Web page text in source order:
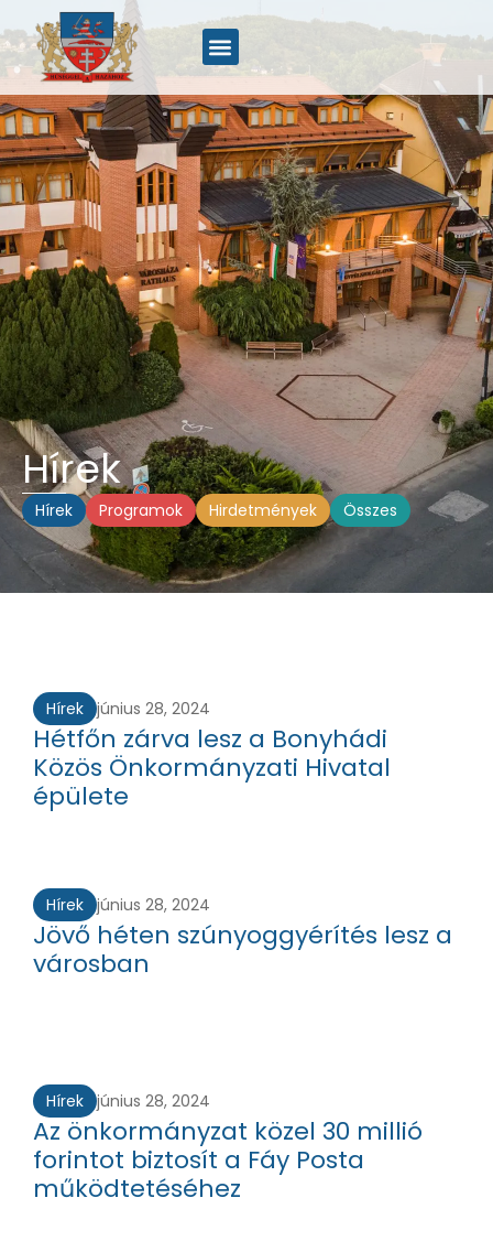
Hírek
Hírek Programok Hirdetmények Összes
Hírek június 28, 2024
Hétfőn zárva lesz a Bonyhádi
Közös Önkormányzati Hivatal
épülete
Hírek június 28, 2024
Jövő héten szúnyoggyérítés lesz a
városban
Hírek június 28, 2024
Az önkormányzat közel 30 millió
forintot biztosít a Fáy Posta
működtetéséhez